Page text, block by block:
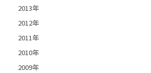
2013年
2012年
2011年
2010年
2009年